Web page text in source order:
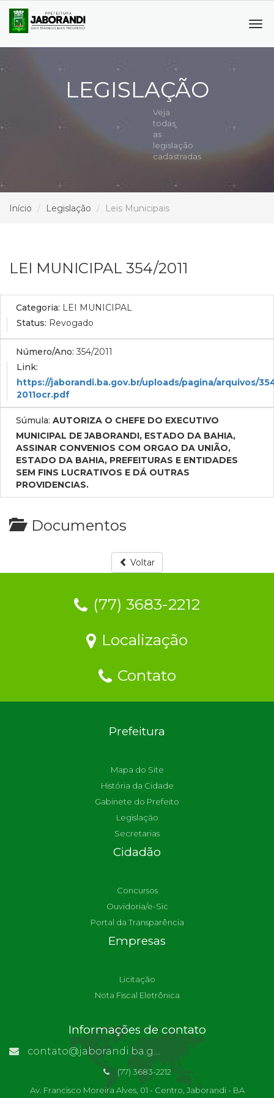
LEGISLAÇÃO
Veja
todas
as
legislação
cadastradas
Início Legislação Leis Municipais
LEI MUNICIPAL 354/2011
Categoria: LEI MUNICIPAL
Status: Revogado
Número/Ano: 354/2011
Link:
https://jaborandi.ba.gov.br/uploads/pagina/arquivos/
2011ocr.pdf
Súmula: AUTORIZA O CHEFE DO EXECUTIVO
MUNICIPAL DE JABORANDI, ESTADO DA BAHIA,
ASSINAR CONVENIOS COM ORGAO DA UNIÃO,
ESTADO DA BAHIA, PREFEITURAS E ENTIDADES
SEM FINS LUCRATIVOS E DÁ OUTRAS
PROVIDENCIAS.
Documentos
Voltar
(77) 3683-2212
Localização
Contato
Prefeitura
Mapa do Site
História da Cidade
Gabinete do Prefeito
Legislação
Secretarias
Cidadão
Concursos
Ouvidoria/e-Sic
Portal da Transparência
Empresas
Licitação
Nota Fiscal Eletrônica
Informações de contato
contato@jaborandi.ba.gov.br | Funcionário Responsável: Ronaldo Da Paz Dourado
(77) 3683-2212
Av. Francisco Moreira Alves, 01 - Centro, Jaborandi - BA